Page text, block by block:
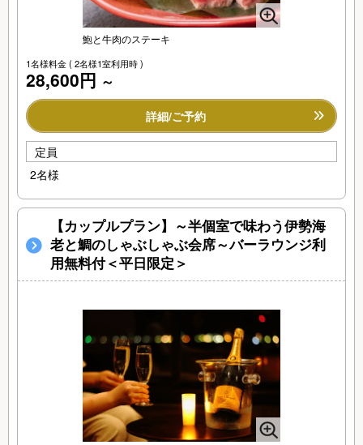
鮑と牛肉のステーキ
1名様料金( 2名様1室利用時 )
28,600円 ～
詳細/ご予約
定員
2名様
【カップルプラン】～半個室で味わう伊勢海
老と鯛のしゃぶしゃぶ会席～バーラウンジ利
用無料付＜平日限定＞